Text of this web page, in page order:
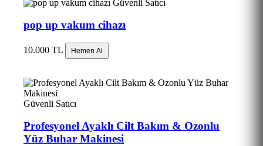
Güvenli Satıcı
pop up vakum cihazı
10.000 TL Hemen Al
Güvenli Satıcı
Profesyonel Ayaklı Cilt Bakım & Ozonlu
Yüz Buhar Makinesi